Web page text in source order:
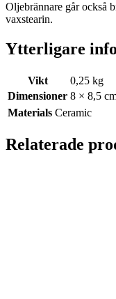
Oljebrännare går också
vaxstearin.
Ytterligare
Vikt
0,25 kg
Dimensioner 8 × 8,5
Materials Ceramic
Relaterade